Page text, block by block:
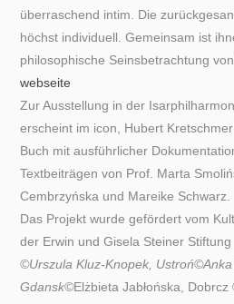
überraschend intim. Die
höchst individuell. Gemeinsam ist
philosophische Seinsbetrachtung
webseite
Zur Ausstellung in der
erscheint im icon, Hubert
Buch mit ausführlicher
Textbeiträgen von Prof. Marta
Cembrzyńska und Mareike Schwarz.
Das Projekt wurde gefördert vom
der Erwin und Gisela Steiner Stiftung
©Urszula Kluz-Knopek, Ustroń©Anka
Gdansk©Elżbieta Jabłońska, Dobrcz